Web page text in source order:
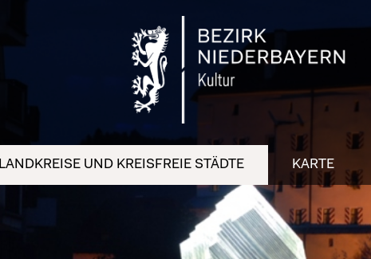
LANDKREISE UND KREISFREIE STÄDTE KARTE